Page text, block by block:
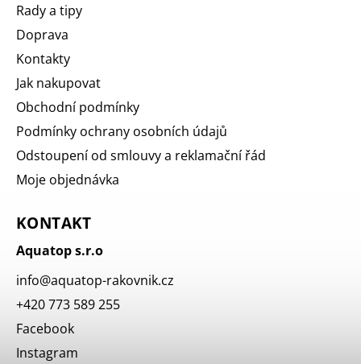
Rady a tipy
Doprava
Kontakty
Jak nakupovat
Obchodní podmínky
Podmínky ochrany osobních údajů
Odstoupení od smlouvy a reklamační řád
Moje objednávka
KONTAKT
Aquatop s.r.o
info@aquatop-rakovnik.cz
+420 773 589 255
Facebook
Instagram